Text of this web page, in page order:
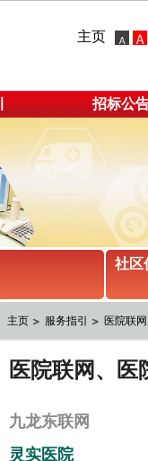
主页
招标公
社区
主页 服务指引 医院联